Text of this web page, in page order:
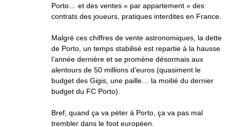
Porto… et des ventes « par appartement » des
contrats des joueurs, pratiques interdites en France.
Malgré ces chiffres de vente astronomiques, la dette
de Porto, un temps stabilisé est repartie à la hausse
l’année dernière et se promène désormais aux
alentours de 50 millions d’euros (quasiment le
budget des Gigis, une paille… la moitié du dernier
budget du FC Porto).
Bref, quand ça va péter à Porto, ça va pas mal
trembler dans le foot européen.